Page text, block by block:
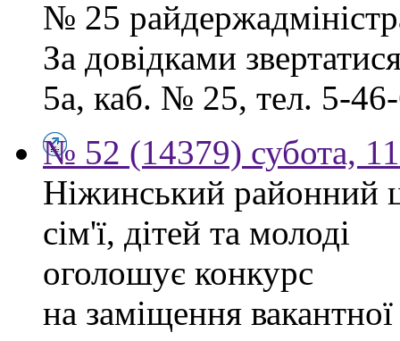
№ 25
За довідками
5а, каб. № 25, тел. 5-
№ 52 (14379) субота,
Ніжинський районний
сім'ї, дітей та молоді
оголошує конкурс
на заміщення